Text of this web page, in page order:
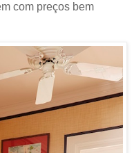
com preços bem